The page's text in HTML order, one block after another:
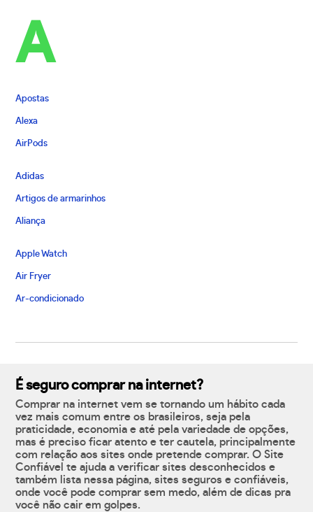
A
Apostas
Alexa
AirPods
Adidas
Artigos de armarinhos
Aliança
Apple Watch
Air Fryer
Ar-condicionado
É seguro comprar na internet?
Comprar na internet vem se tornando um hábito cada
vez mais comum entre os brasileiros, seja pela
praticidade, economia e até pela variedade de opções,
mas é preciso ficar atento e ter cautela, principalmente
com relação aos sites onde pretende comprar. O Site
Confiável te ajuda a verificar sites desconhecidos e
também lista nessa página, sites seguros e confiáveis,
onde você pode comprar sem medo, além de dicas pra
você não cair em golpes.